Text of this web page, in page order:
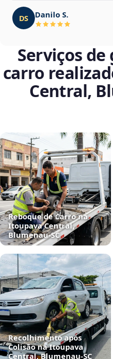
DS Danilo S.
Serviços
carro
Central,
Reboque de Carro na
Itoupava Central,
Blumenau‑SC
Recolhimento após
Colisão na Itoupava
Central, Blumenau‑SC